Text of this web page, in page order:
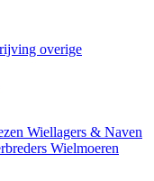
overige
Wiellagers & Naven
Wielmoeren